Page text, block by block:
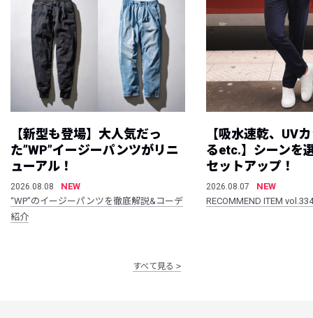
【新型も登場】大人気だっ
た”WP”イージーパンツがリニ
ューアル！
2026.08.08
NEW
“WP”のイージーパンツを徹底解説&コーデ
紹介
【吸水速乾、UV
るetc.】シーンを
セットアップ！
2026.08.07
NEW
RECOMMEND ITEM vol.334
すべて見る